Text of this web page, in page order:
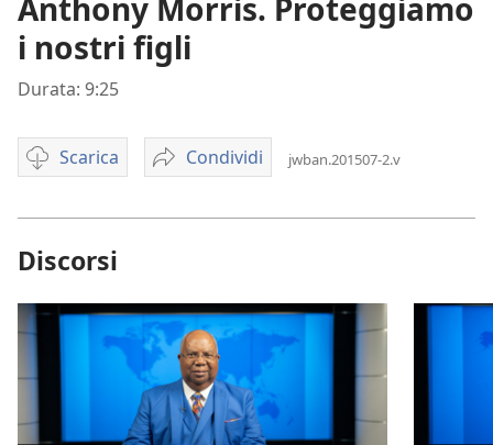
Anthony Morris. Proteggiamo
i nostri figli
Durata: 9:25
Scarica
Video
options
Condividi
Anthony
Proteggiamo
figli
jwban.201507-2.v
Discorsi